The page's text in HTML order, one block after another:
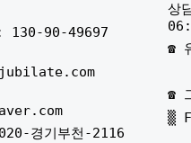
130-90-49697
경기부천-2116
상
☎
☎
▒